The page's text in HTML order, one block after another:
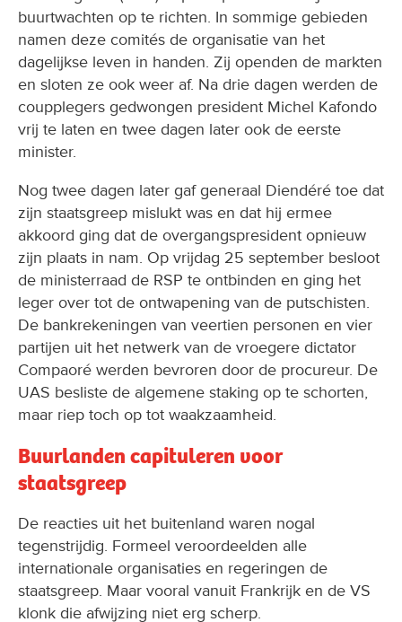
buurtwachten op te richten. In sommige gebieden
namen deze comités de organisatie van het
dagelijkse leven in handen. Zij openden de markten
en sloten ze ook weer af. Na drie dagen werden de
coupplegers gedwongen president Michel Kafondo
vrij te laten en twee dagen later ook de eerste
minister.
Nog twee dagen later gaf generaal Diendéré toe dat
zijn staatsgreep mislukt was en dat hij ermee
akkoord ging dat de overgangspresident opnieuw
zijn plaats in nam. Op vrijdag 25 september besloot
de ministerraad de RSP te ontbinden en ging het
leger over tot de ontwapening van de putschisten.
De bankrekeningen van veertien personen en vier
partijen uit het netwerk van de vroegere dictator
Compaoré werden bevroren door de procureur. De
UAS besliste de algemene staking op te schorten,
maar riep toch op tot waakzaamheid.
Buurlanden capituleren voor
staatsgreep
De reacties uit het buitenland waren nogal
tegenstrijdig. Formeel veroordeelden alle
internationale organisaties en regeringen de
staatsgreep. Maar vooral vanuit Frankrijk en de VS
klonk die afwijzing niet erg scherp.